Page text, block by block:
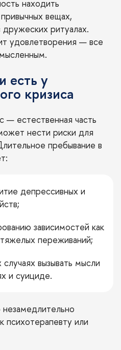
находить
вещах,
ритуалах.
удовлетворения — все
есть у
кризиса
— естественная часть
нести риски для
пребывание в
депрессивных и
зависимостей как
переживаний;
вызывать мысли
и суициде.
психотерапевту или